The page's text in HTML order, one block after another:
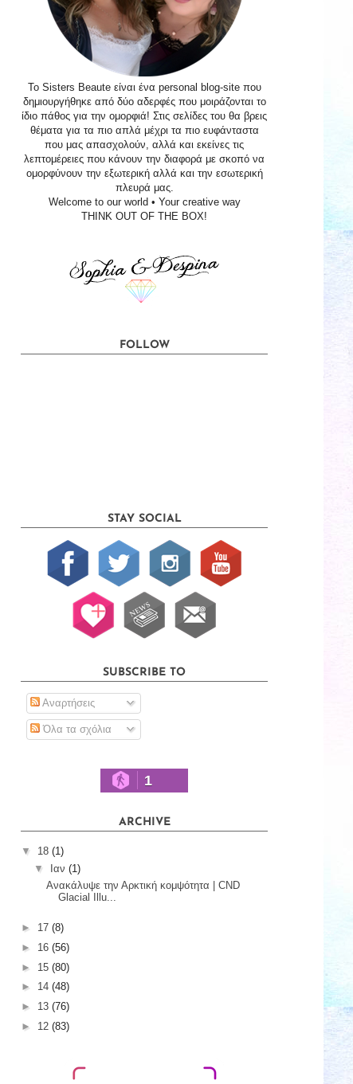
Το Sisters Beaute είναι ένα personal blog-site που
δημιουργήθηκε από δύο αδερφές που μοιράζονται το
ίδιο πάθος για την ομορφιά! Στις σελίδες του θα βρεις
θέματα για τα πιο απλά μέχρι τα πιο ευφάνταστα
που μας απασχολούν, αλλά και εκείνες τις
λεπτομέρειες που κάνουν την διαφορά με σκοπό να
ομορφύνουν την εξωτερική αλλά και την εσωτερική
πλευρά μας.
Welcome to our world • Your creative way
THINK OUT OF THE BOX!
FOLLOW
STAY SOCIAL
SUBSCRIBE TO
Αναρτήσεις
Όλα τα σχόλια
1
ARCHIVE
▼ 18 (1)
▼
Ιαν (1)
Ανακάλυψε την Αρκτική κομψότητα | CND
Glacial Illu...
► 17 (8)
► 16 (56)
► 15 (80)
► 14 (48)
► 13 (76)
► 12 (83)